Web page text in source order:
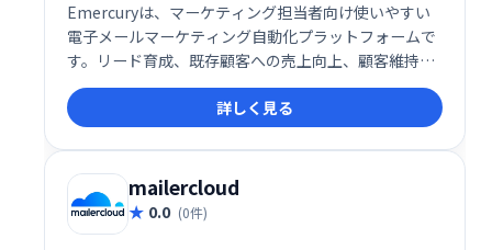
Emercuryは、マーケティング担当者向け使いやすい
電子メールマーケティング自動化プラットフォームで
す。リード育成、既存顧客への売上向上、顧客維持率
向上を支援します。メールマーケティングのベストプ
ラクティスに基づいた教育機能も提供し、自動化の最
適化、配信・エンゲージメントの改善を実現します。
ビジネスの成長を加速させる強力なツールです。
詳しく見る
mailercloud
0.0 (0件)